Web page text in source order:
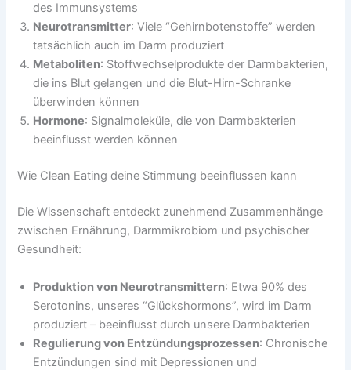
des Immunsystems
Neurotransmitter: Viele “Gehirnbotenstoffe” werden
tatsächlich auch im Darm produziert
Metaboliten: Stoffwechselprodukte der Darmbakterien,
die ins Blut gelangen und die Blut-Hirn-Schranke
überwinden können
Hormone: Signalmoleküle, die von Darmbakterien
beeinflusst werden können
Wie Clean Eating deine Stimmung beeinflussen kann
Die Wissenschaft entdeckt zunehmend Zusammenhänge
zwischen Ernährung, Darmmikrobiom und psychischer
Gesundheit:
Produktion von Neurotransmittern: Etwa 90% des
Serotonins, unseres “Glückshormons”, wird im Darm
produziert – beeinflusst durch unsere Darmbakterien
Regulierung von Entzündungsprozessen: Chronische
Entzündungen sind mit Depressionen und